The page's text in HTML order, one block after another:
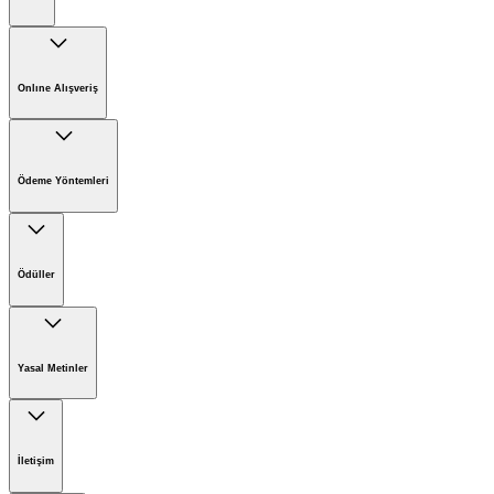
Kärcher'de Kariyer
Kärcher Hakkında
Onlıne Alışveriş
Online Satış İade Formu
Ödeme Yöntemleri
Ödüller
Yasal Metinler
Gizlilik Bildirimi
Çerez Politikası
İletişim